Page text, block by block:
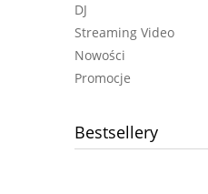
DJ
Streaming Video
Nowości
Promocje
Bestsellery